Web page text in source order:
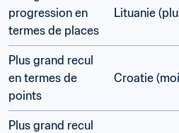
progression en
termes de places
Lituanie
Plus grand recul
en termes de
points
Croatie
Plus grand recul